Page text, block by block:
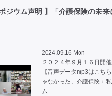
ジウム声明 】「介護保険の未
2024.09.16 Mon
２０２４年９月１６日開
【音声データmp3はこち
ゃなかった、介護保険：
ム…